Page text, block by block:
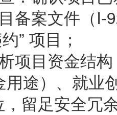
备案文件（I-
” 项目；
项目资金结
途）、就业
留足安全冗